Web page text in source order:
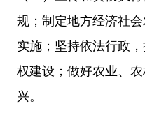
规；制定地方经济社
实施；坚持依法行政
权建设；做好农业、
兴。